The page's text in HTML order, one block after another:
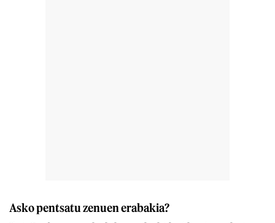
Asko pentsatu zenuen erabakia?